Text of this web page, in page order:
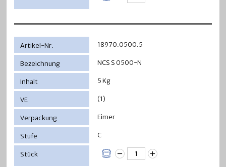
18970.0500.5
NCS S 0500-N
5 Kg
(1)
Eimer
C